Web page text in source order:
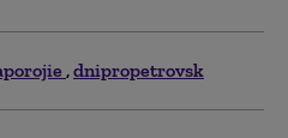
dnipropetrovsk